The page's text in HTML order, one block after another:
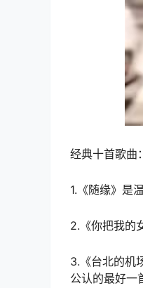
经典十首歌曲：
1.《随缘》是
2.《你把我的
3.《台北的机
公认的最好一